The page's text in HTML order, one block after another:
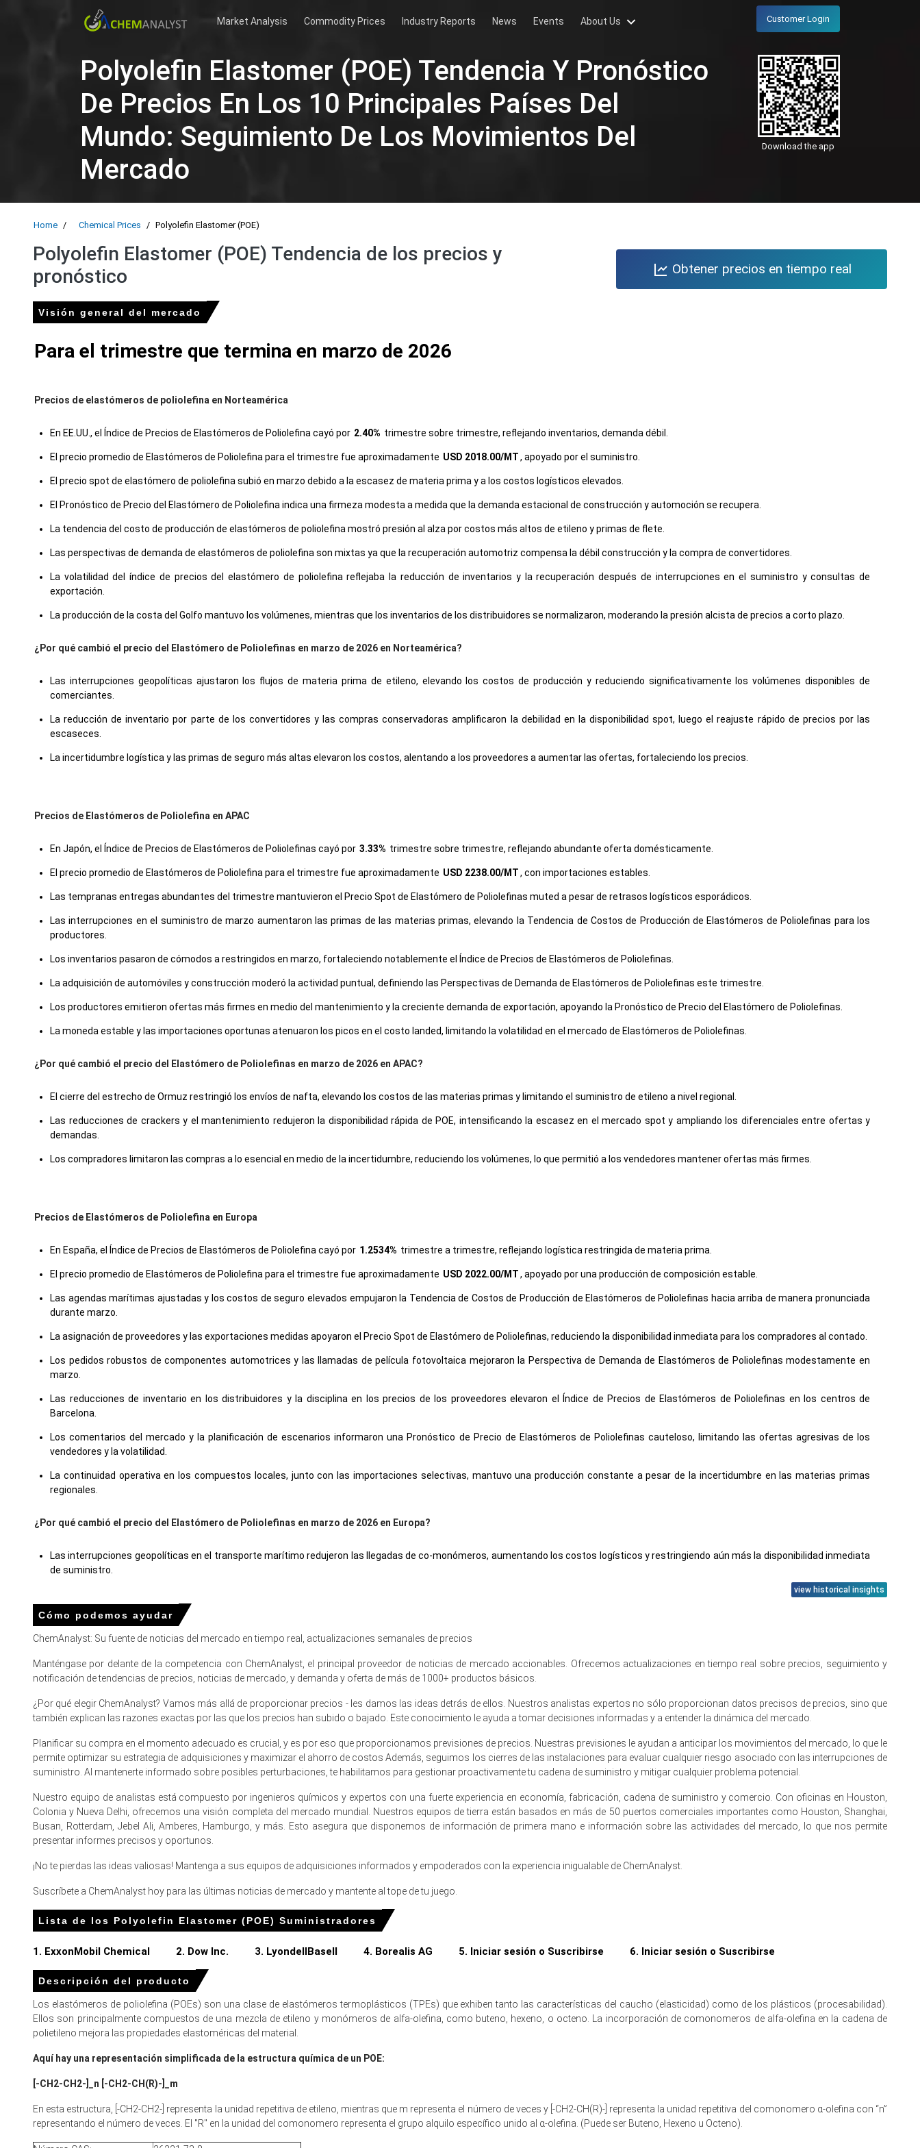
Market Analysis Commodity Prices Industry Reports News Events About Us Customer Login
Polyolefin Elastomer (POE) Tendencia Y Pronóstico
De Precios En Los 10 Principales Países Del
Mundo: Seguimiento De Los Movimientos Del
Mercado
Download the app
Home Chemical Prices Polyolefin Elastomer (POE)
Polyolefin Elastomer (POE) Tendencia de los precios y
pronóstico
Obtener precios en tiempo real
Visión general del mercado
Para el trimestre que termina en marzo de 2026
Precios de elastómeros de poliolefina en Norteamérica
En EE.UU., el Índice de Precios de Elastómeros de Poliolefina cayó por 2.40% trimestre sobre trimestre, reflejando inventarios, demanda débil.
El precio promedio de Elastómeros de Poliolefina para el trimestre fue aproximadamente USD 2018.00/MT, apoyado por el suministro.
El precio spot de elastómero de poliolefina subió en marzo debido a la escasez de materia prima y a los costos logísticos elevados.
El Pronóstico de Precio del Elastómero de Poliolefina indica una firmeza modesta a medida que la demanda estacional de construcción y automoción se recupera.
La tendencia del costo de producción de elastómeros de poliolefina mostró presión al alza por costos más altos de etileno y primas de flete.
Las perspectivas de demanda de elastómeros de poliolefina son mixtas ya que la recuperación automotriz compensa la débil construcción y la compra de convertidores.
La volatilidad del índice de precios del elastómero de poliolefina reflejaba la reducción de inventarios y la recuperación después de interrupciones en el suministro y consultas de
exportación.
La producción de la costa del Golfo mantuvo los volúmenes, mientras que los inventarios de los distribuidores se normalizaron, moderando la presión alcista de precios a corto plazo.
¿Por qué cambió el precio del Elastómero de Poliolefinas en marzo de 2026 en Norteamérica?
Las interrupciones geopolíticas ajustaron los flujos de materia prima de etileno, elevando los costos de producción y reduciendo significativamente los volúmenes disponibles de
comerciantes.
La reducción de inventario por parte de los convertidores y las compras conservadoras amplificaron la debilidad en la disponibilidad spot, luego el reajuste rápido de precios por las
escaseces.
La incertidumbre logística y las primas de seguro más altas elevaron los costos, alentando a los proveedores a aumentar las ofertas, fortaleciendo los precios.
Precios de Elastómeros de Poliolefina en APAC
En Japón, el Índice de Precios de Elastómeros de Poliolefinas cayó por 3.33% trimestre sobre trimestre, reflejando abundante oferta domésticamente.
El precio promedio de Elastómeros de Poliolefina para el trimestre fue aproximadamente USD 2238.00/MT, con importaciones estables.
Las tempranas entregas abundantes del trimestre mantuvieron el Precio Spot de Elastómero de Poliolefinas muted a pesar de retrasos logísticos esporádicos.
Las interrupciones en el suministro de marzo aumentaron las primas de las materias primas, elevando la Tendencia de Costos de Producción de Elastómeros de Poliolefinas para los
productores.
Los inventarios pasaron de cómodos a restringidos en marzo, fortaleciendo notablemente el Índice de Precios de Elastómeros de Poliolefinas.
La adquisición de automóviles y construcción moderó la actividad puntual, definiendo las Perspectivas de Demanda de Elastómeros de Poliolefinas este trimestre.
Los productores emitieron ofertas más firmes en medio del mantenimiento y la creciente demanda de exportación, apoyando la Pronóstico de Precio del Elastómero de Poliolefinas.
La moneda estable y las importaciones oportunas atenuaron los picos en el costo landed, limitando la volatilidad en el mercado de Elastómeros de Poliolefinas.
¿Por qué cambió el precio del Elastómero de Poliolefinas en marzo de 2026 en APAC?
El cierre del estrecho de Ormuz restringió los envíos de nafta, elevando los costos de las materias primas y limitando el suministro de etileno a nivel regional.
Las reducciones de crackers y el mantenimiento redujeron la disponibilidad rápida de POE, intensificando la escasez en el mercado spot y ampliando los diferenciales entre ofertas y
demandas.
Los compradores limitaron las compras a lo esencial en medio de la incertidumbre, reduciendo los volúmenes, lo que permitió a los vendedores mantener ofertas más firmes.
Precios de Elastómeros de Poliolefina en Europa
En España, el Índice de Precios de Elastómeros de Poliolefina cayó por 1.2534% trimestre a trimestre, reflejando logística restringida de materia prima.
El precio promedio de Elastómeros de Poliolefina para el trimestre fue aproximadamente USD 2022.00/MT, apoyado por una producción de composición estable.
Las agendas marítimas ajustadas y los costos de seguro elevados empujaron la Tendencia de Costos de Producción de Elastómeros de Poliolefinas hacia arriba de manera pronunciada
durante marzo.
La asignación de proveedores y las exportaciones medidas apoyaron el Precio Spot de Elastómero de Poliolefinas, reduciendo la disponibilidad inmediata para los compradores al contado.
Los pedidos robustos de componentes automotrices y las llamadas de película fotovoltaica mejoraron la Perspectiva de Demanda de Elastómeros de Poliolefinas modestamente en
marzo.
Las reducciones de inventario en los distribuidores y la disciplina en los precios de los proveedores elevaron el Índice de Precios de Elastómeros de Poliolefinas en los centros de
Barcelona.
Los comentarios del mercado y la planificación de escenarios informaron una Pronóstico de Precio de Elastómeros de Poliolefinas cauteloso, limitando las ofertas agresivas de los
vendedores y la volatilidad.
La continuidad operativa en los compuestos locales, junto con las importaciones selectivas, mantuvo una producción constante a pesar de la incertidumbre en las materias primas
regionales.
¿Por qué cambió el precio del Elastómero de Poliolefinas en marzo de 2026 en Europa?
Las interrupciones geopolíticas en el transporte marítimo redujeron las llegadas de co-monómeros, aumentando los costos logísticos y restringiendo aún más la disponibilidad inmediata
de suministro.
Los elevados primas de flete y seguro aumentaron los costos de materia prima en destino, presionando significativamente los márgenes de producción nacional en marzo.
La construcción de la Eurozona en silencio y la adquisición cautelosa de automóviles limitaron la actividad de compra, reduciendo la presión a la baja en los precios durante marzo.
Para el trimestre que termina en diciembre de 2025
Norteamérica
En los EE.UU., el Índice de Precios de Elastómeros de Poliolefinas cayó un 1.6% trimestre a trimestre, reflejando una presión bajista suave.
El precio spot de elastómero de poliolefina mostró estabilidad semanal a principios de trimestre, apoyado por una abundante materia prima de etileno y una producción constante en la
Costa del Golfo.
La tendencia del costo de producción de elastómeros de poliolefina se suavizó ligeramente a medida que los valores de los contratos de etileno disminuyeron, aliviando las presiones de
margen de los productores durante el cuarto trimestre.
Las perspectivas de demanda de elastómeros de poliolefina permanecieron equilibradas con la absorción en automoción y construcción compensando un consumo más débil en
Las lecturas del Índice de Precios de Elastómeros de Poliolefina se detuvieron a mediados de diciembre debido a la acumulación de inventario y a una logística fluida que reduce el poder de
negociación a corto plazo de los vendedores.
La Pronóstico de Precio de Elastómeros de Poliolefina sugiere volatilidad modesta hasta principios de 2026 impulsada por mantenimiento estacional y reducciones de inventario dirigidas.
contado.
¿Por qué cambió el precio del Elastómero de Poliolefina en diciembre de 2025 en Norteamérica?
Una abundante producción nacional y una materia prima de etileno estable crearon disponibilidad excedente, presionando los precios de POE en diciembre.
Los valores más bajos del contrato de etileno redujeron los costos de producción, mientras que la logística fluida de la Costa del Golfo eliminó por completo las primas de flete.
Los distribuidores acumularon inventarios terminados a finales del trimestre, lo que provocó compras cautelosas y limitó el impulso de precios al alza inmediato.
En Japón, el Índice de Precios de Elastómeros de Poliolefinas cayó por 1.55% trimestre a trimestre, reflejando una demanda de mercado moderada.
view historical insights
Cómo podemos ayudar
ChemAnalyst: Su fuente de noticias del mercado en tiempo real, actualizaciones semanales de precios
Manténgase por delante de la competencia con ChemAnalyst, el principal proveedor de noticias de mercado accionables. Ofrecemos actualizaciones en tiempo real sobre precios, seguimiento y
notificación de tendencias de precios, noticias de mercado, y demanda y oferta de más de 1000+ productos básicos.
¿Por qué elegir ChemAnalyst? Vamos más allá de proporcionar precios - les damos las ideas detrás de ellos. Nuestros analistas expertos no sólo proporcionan datos precisos de precios, sino que
también explican las razones exactas por las que los precios han subido o bajado. Este conocimiento le ayuda a tomar decisiones informadas y a entender la dinámica del mercado.
Planificar su compra en el momento adecuado es crucial, y es por eso que proporcionamos previsiones de precios. Nuestras previsiones le ayudan a anticipar los movimientos del mercado, lo que le
permite optimizar su estrategia de adquisiciones y maximizar el ahorro de costos Además, seguimos los cierres de las instalaciones para evaluar cualquier riesgo asociado con las interrupciones de
suministro. Al mantenerte informado sobre posibles perturbaciones, te habilitamos para gestionar proactivamente tu cadena de suministro y mitigar cualquier problema potencial.
Nuestro equipo de analistas está compuesto por ingenieros químicos y expertos con una fuerte experiencia en economía, fabricación, cadena de suministro y comercio. Con oficinas en Houston,
Colonia y Nueva Delhi, ofrecemos una visión completa del mercado mundial. Nuestros equipos de tierra están basados en más de 50 puertos comerciales importantes como Houston, Shanghai,
Busan, Rotterdam, Jebel Ali, Amberes, Hamburgo, y más. Esto asegura que disponemos de información de primera mano e información sobre las actividades del mercado, lo que nos permite
presentar informes precisos y oportunos.
¡No te pierdas las ideas valiosas! Mantenga a sus equipos de adquisiciones informados y empoderados con la experiencia inigualable de ChemAnalyst.
Suscríbete a ChemAnalyst hoy para las últimas noticias de mercado y mantente al tope de tu juego.
Lista de los Polyolefin Elastomer (POE) Suministradores
1. ExxonMobil Chemical 2. Dow Inc. 3. LyondellBasell 4. Borealis AG 5. Iniciar sesión o Suscribirse 6. Iniciar sesión o Suscribirse
Descripción del producto
Los elastómeros de poliolefina (POEs) son una clase de elastómeros termoplásticos (TPEs) que exhiben tanto las características del caucho (elasticidad) como de los plásticos (procesabilidad).
Ellos son principalmente compuestos de una mezcla de etileno y monómeros de alfa-olefina, como buteno, hexeno, o octeno. La incorporación de comonomeros de alfa-olefina en la cadena de
polietileno mejora las propiedades elastoméricas del material.
Aquí hay una representación simplificada de la estructura química de un POE:
[-CH2-CH2-]_n [-CH2-CH(R)-]_m
En esta estructura, [-CH2-CH2-] representa la unidad repetitiva de etileno, mientras que m representa el número de veces y [-CH2-CH(R)-] representa la unidad repetitiva del comonomero α-olefina con “n”
representando el número de veces. El "R" en la unidad del comonomero representa el grupo alquilo específico unido al α-olefina. (Puede ser Buteno, Hexeno u Octeno).